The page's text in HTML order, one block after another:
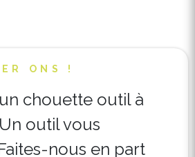
ONS !
chouette outil à
outil vous
nous en part